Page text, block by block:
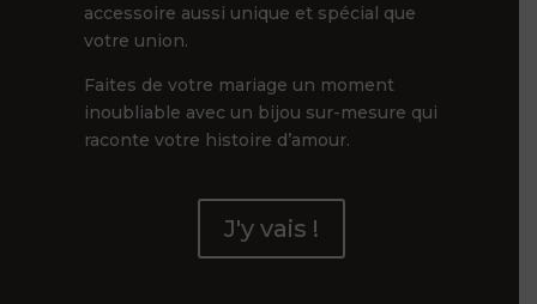
accessoire aussi unique et spécial que
votre union.
Faites de votre mariage un moment
inoubliable avec un bijou sur-mesure qui
raconte votre histoire d’amour.
J'y vais !